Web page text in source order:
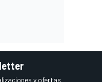
y ofertas